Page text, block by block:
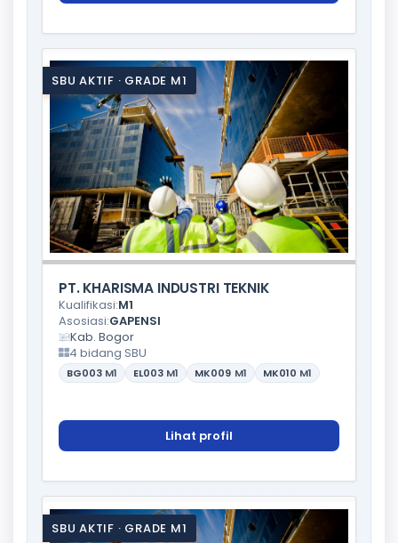
SBU AKTIF · GRADE M1
PT. KHARISMA INDUSTRI TEKNIK
Kualifikasi:M1
Asosiasi:GAPENSI
Kab. Bogor
4 bidang SBU
BG003 M1 EL003 M1 MK009 M1 MK010 M1
Lihat profil
SBU AKTIF · GRADE M1